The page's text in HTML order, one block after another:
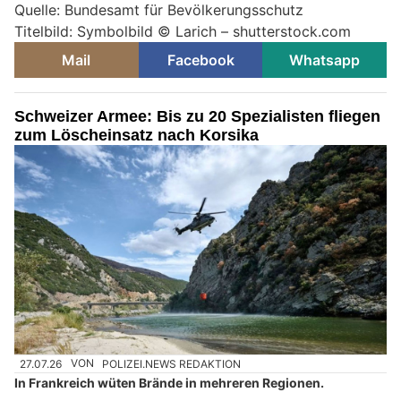
Quelle: Bundesamt für Bevölkerungsschutz
Titelbild: Symbolbild © Larich – shutterstock.com
Mail
Facebook Whatsapp
Schweizer Armee: Bis zu 20 Spezialisten fliegen
zum Löscheinsatz nach Korsika
27.07.26 VON POLIZEI.NEWS REDAKTION
In Frankreich wüten Brände in mehreren Regionen.